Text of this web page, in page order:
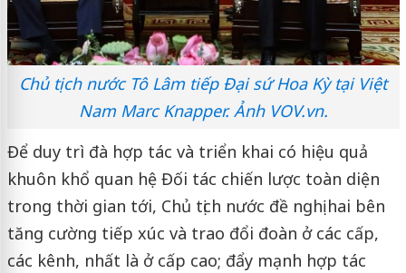
Chủ tịch nước Tô Lâm tiếp Đại sứ Hoa Kỳ tại Việt
Nam Marc Knapper. Ảnh VOV.vn.
Để duy trì đà hợp tác và triển khai có hiệu quả
khuôn khổ quan hệ Đối tác chiến lược toàn diện
trong thời gian tới, Chủ tịch nước đề nghị hai bên
tăng cường tiếp xúc và trao đổi đoàn ở các cấp,
các kênh, nhất là ở cấp cao; đẩy mạnh hợp tác